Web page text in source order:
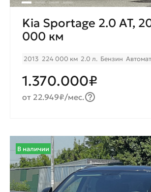
Kia Sportage 2.0 AT,
000 км
2013 224 000 км 2.0 л. Бензин Автомат
1.370.000₽
от 22.949₽/мес.
В наличии